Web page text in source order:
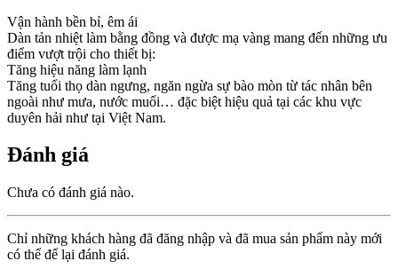
Vận hành bền bỉ, êm ái
Dàn tản nhiệt làm bằng đồng và được mạ vàng mang đến những ưu
điểm vượt trội cho thiết bị:
Tăng hiệu năng làm lạnh
Tăng tuổi thọ dàn ngưng, ngăn ngừa sự bào mòn từ tác nhân bên
ngoài như mưa, nước muối… đặc biệt hiệu quả tại các khu vực
duyên hải như tại Việt Nam.
Đánh giá
Chưa có đánh giá nào.
Chỉ những khách hàng đã đăng nhập và đã mua sản phẩm này mới
có thể để lại đánh giá.